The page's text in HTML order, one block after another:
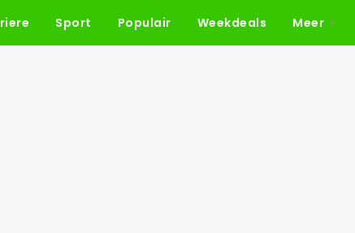
Sport Populair Weekdeals Meer